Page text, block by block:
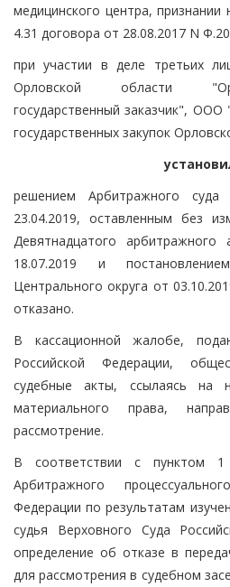
медицинского центра, признании
4.31 договора от 28.08.2017 N
при участии в деле третьих
Орловской области
государственный заказчик",
государственных закупок
решением Арбитражного
23.04.2019, оставленным без
Девятнадцатого арбитражного
18.07.2019 и
Центрального округа от
отказано.
В кассационной жалобе,
Российской Федерации,
судебные акты, ссылаясь на
материального права,
рассмотрение.
В соответствии с пунктом
Арбитражного
Федерации по результатам
судья Верховного Суда
определение об отказе в
для рассмотрения в судебном